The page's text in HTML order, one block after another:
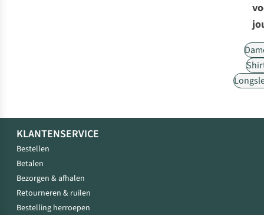
KLANTENSERVICE
Bestellen
Betalen
Bezorgen & afhalen
Retourneren & ruilen
Bestelling herroepen